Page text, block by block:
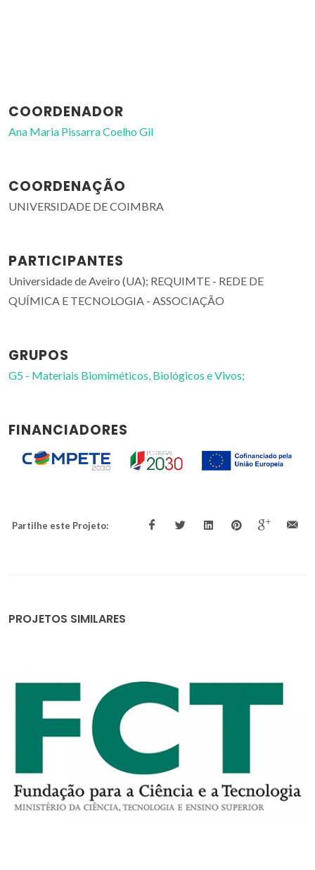
COORDENADOR
Ana Maria Pissarra Coelho Gil
COORDENAÇÃO
UNIVERSIDADE DE COIMBRA
PARTICIPANTES
Universidade de Aveiro (UA); REQUIMTE - REDE DE
QUÍMICA E TECNOLOGIA - ASSOCIAÇÃO
GRUPOS
G5 - Materiais Biomiméticos, Biológicos e Vivos;
FINANCIADORES
Partilhe este Projeto:
PROJETOS SIMILARES